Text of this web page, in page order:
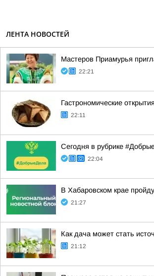
ЛЕНТА НОВОСТЕЙ
Мастеров Приамурья
22:21
Гастрономические
22:11
Сегодня в рубрике
22:04
В Хабаровском крае
21:27
Как дача может стать
21:12